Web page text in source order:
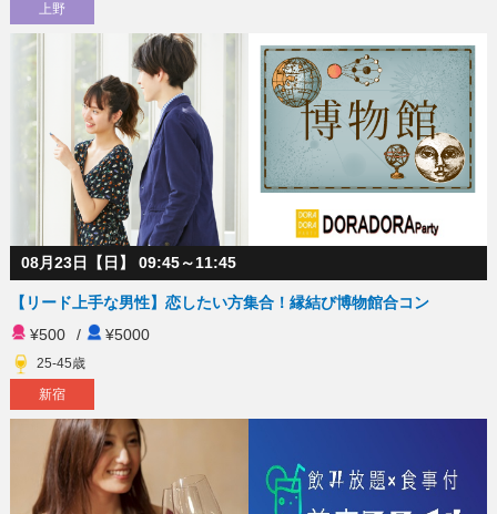
上野
08月23日【日】 09:45～11:45
【リード上手な男性】恋したい方集合！縁結び博物館合コン
¥500
/ ¥5000
25-45歳
新宿